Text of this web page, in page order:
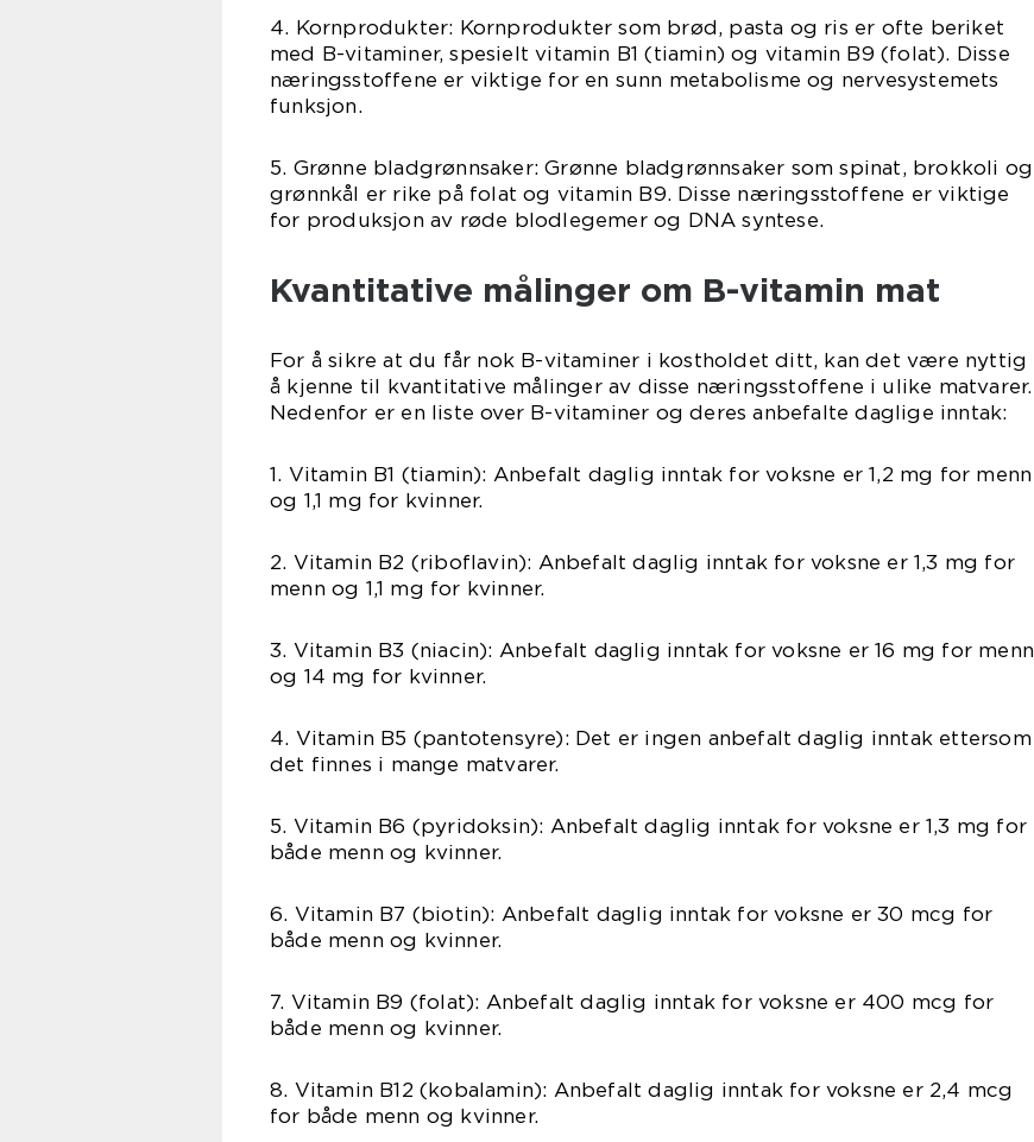
4. Kornprodukter: Kornprodukter som brød, pasta og ris er ofte beriket
med B-vitaminer, spesielt vitamin B1 (tiamin) og vitamin B9 (folat). Disse
næringsstoffene er viktige for en sunn metabolisme og nervesystemets
funksjon.
5. Grønne bladgrønnsaker: Grønne bladgrønnsaker som spinat, brokkoli og
grønnkål er rike på folat og vitamin B9. Disse næringsstoffene er viktige
for produksjon av røde blodlegemer og DNA syntese.
Kvantitative målinger om B-vitamin mat
For å sikre at du får nok B-vitaminer i kostholdet ditt, kan det være nyttig
å kjenne til kvantitative målinger av disse næringsstoffene i ulike matvarer.
Nedenfor er en liste over B-vitaminer og deres anbefalte daglige inntak:
1. Vitamin B1 (tiamin): Anbefalt daglig inntak for voksne er 1,2 mg for menn
og 1,1 mg for kvinner.
2. Vitamin B2 (riboflavin): Anbefalt daglig inntak for voksne er 1,3 mg for
menn og 1,1 mg for kvinner.
3. Vitamin B3 (niacin): Anbefalt daglig inntak for voksne er 16 mg for menn
og 14 mg for kvinner.
4. Vitamin B5 (pantotensyre): Det er ingen anbefalt daglig inntak ettersom
det finnes i mange matvarer.
5. Vitamin B6 (pyridoksin): Anbefalt daglig inntak for voksne er 1,3 mg for
både menn og kvinner.
6. Vitamin B7 (biotin): Anbefalt daglig inntak for voksne er 30 mcg for
både menn og kvinner.
7. Vitamin B9 (folat): Anbefalt daglig inntak for voksne er 400 mcg for
både menn og kvinner.
8. Vitamin B12 (kobalamin): Anbefalt daglig inntak for voksne er 2,4 mcg
for både menn og kvinner.